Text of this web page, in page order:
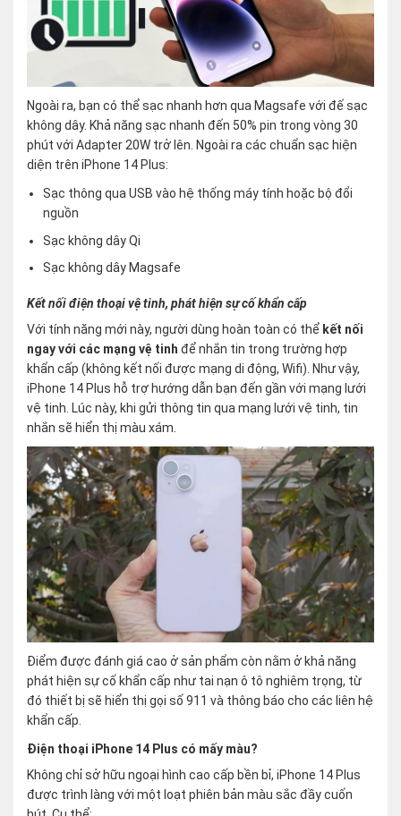
Ngoài ra, bạn có thể sạc nhanh hơn qua Magsafe với đế sạc
không dây. Khả năng sạc nhanh đến 50% pin trong vòng 30
phút với Adapter 20W trở lên. Ngoài ra các chuẩn sạc hiện
diện trên iPhone 14 Plus:
Sạc thông qua USB vào hệ thống máy tính hoặc bộ đổi
nguồn
Sạc không dây Qi
Sạc không dây Magsafe
Kết nối điện thoại vệ tinh, phát hiện sự cố khẩn cấp
Với tính năng mới này, người dùng hoàn toàn có thể kết nối
ngay với các mạng vệ tinh để nhắn tin trong trường hợp
khẩn cấp (không kết nối được mạng di động, Wifi). Như vậy,
iPhone 14 Plus hỗ trợ hướng dẫn bạn đến gần với mạng lưới
vệ tinh. Lúc này, khi gửi thông tin qua mạng lưới vệ tinh, tin
nhắn sẽ hiển thị màu xám.
Điểm được đánh giá cao ở sản phẩm còn nằm ở khả năng
phát hiện sự cố khẩn cấp như tai nạn ô tô nghiêm trọng, từ
đó thiết bị sẽ hiển thị gọi số 911 và thông báo cho các liên hệ
khẩn cấp.
Điện thoại iPhone 14 Plus có mấy màu?
Không chỉ sở hữu ngoại hình cao cấp bền bỉ, iPhone 14 Plus
được trình làng với một loạt phiên bản màu sắc đầy cuốn